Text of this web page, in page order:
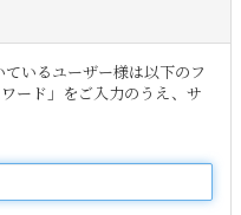
いるユーザー様は以下のフ
ード」をご入力のうえ、サ